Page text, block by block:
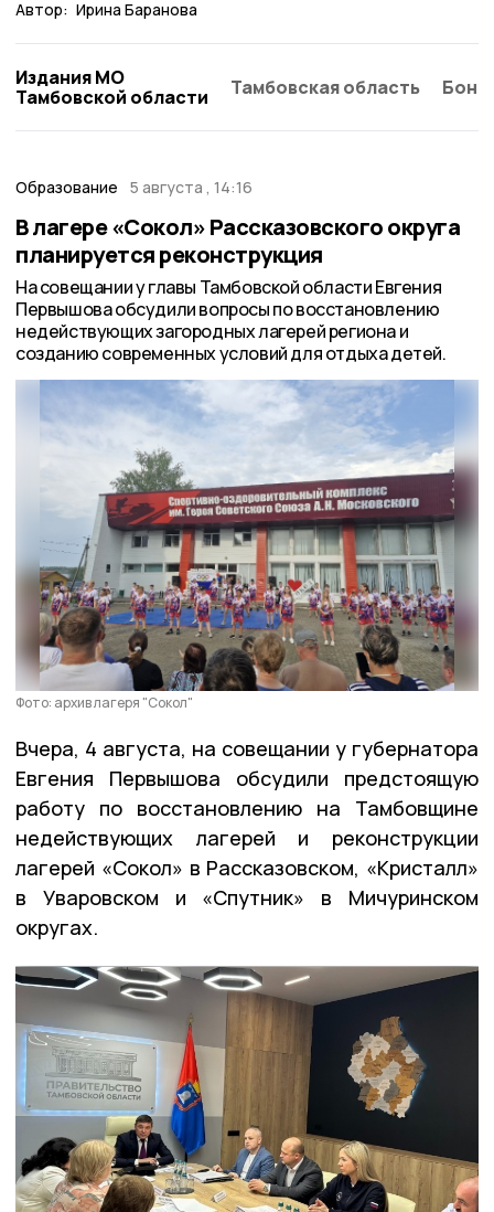
Автор: Ирина Баранова
Издания МО
Тамбовской области
Тамбовская область
Образование 5 августа , 14:16
В лагере «Сокол» Рассказовского округа
планируется реконструкция
На совещании у главы Тамбовской области Евгения
Первышова обсудили вопросы по восстановлению
недействующих загородных лагерей региона и
созданию современных условий для отдыха детей.
Фото: архив лагеря "Сокол"
Вчера, 4 августа, на совещании у губернатора
Евгения Первышова обсудили предстоящую
работу по восстановлению на Тамбовщине
недействующих лагерей и реконструкции
лагерей «Сокол» в Рассказовском, «Кристалл»
в Уваровском и «Спутник» в Мичуринском
округах.